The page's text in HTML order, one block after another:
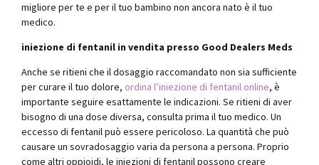
migliore per te e per il tuo bambino non ancora nato è il tuo
medico.
iniezione di fentanil in vendita presso Good Dealers Meds
Anche se ritieni che il dosaggio raccomandato non sia sufficiente
per curare il tuo dolore, ordina l’iniezione di fentanil online, è
importante seguire esattamente le indicazioni. Se ritieni di aver
bisogno di una dose diversa, consulta prima il tuo medico. Un
eccesso di fentanil può essere pericoloso. La quantità che può
causare un sovradosaggio varia da persona a persona. Proprio
come altri oppioidi, le iniezioni di fentanil possono creare